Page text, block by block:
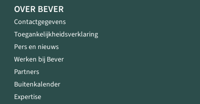
OVER BEVER
Contactgegevens
Toegankelijkheidsverklaring
Pers en nieuws
Werken bij Bever
Partners
Buitenkalender
Expertise